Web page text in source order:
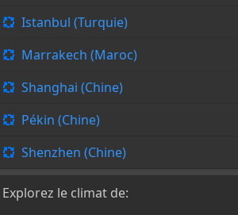
Istanbul (Turquie)
Marrakech (Maroc)
Shanghai (Chine)
Pékin (Chine)
Shenzhen (Chine)
Explorez le climat de: